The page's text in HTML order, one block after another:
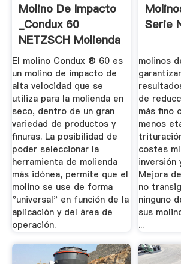
Molino De Impacto
_Condux 60
NETZSCH Molienda
Y Dispersión
El molino Condux ® 60 es
un molino de impacto de
alta velocidad que se
utiliza para la molienda en
seco, dentro de un gran
variedad de productos y
finuras. La posibilidad de
poder seleccionar la
herramienta de molienda
más idónea, permite que el
molino se use de forma
"universal" en función de la
aplicación y del área de
operación.
Serie
molinos
de
más fino
menos
costes
inversión
Mejora
no
ninguno
sus
...